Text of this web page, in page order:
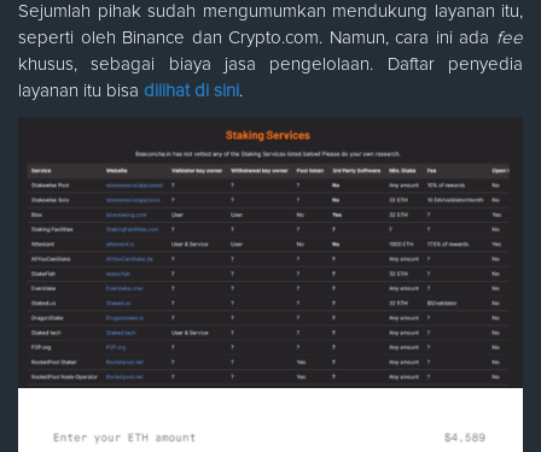
Sejumlah pihak sudah mengumumkan mendukung layanan itu,
seperti oleh Binance dan Crypto.com. Namun, cara ini ada fee
khusus, sebagai biaya jasa pengelolaan. Daftar penyedia
layanan itu bisa dilihat di sini.